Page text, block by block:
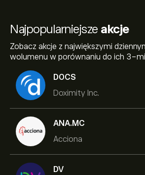
Najpopularniejsze akcje
Zobacz akcje z największymi
wolumenu w porównaniu do ich 3-
DOCS
Doximity Inc.
ANA.MC
Acciona
DV